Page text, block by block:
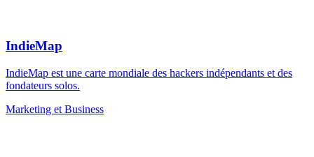
IndieMap
IndieMap est une carte mondiale des hackers indépendants et des
fondateurs solos.
Marketing et Business